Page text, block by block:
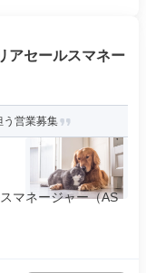
アセールスマネー
う営業募集
マネージャー（AS